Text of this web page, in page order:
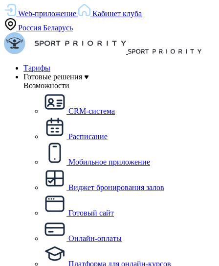
Web-приложение
Кабинет клуба
Россия Беларусь
Тарифы
Готовые решения
Возможности
CRM-система
Расписание
Мобильное приложение
Виджет бронирования залов
Готовый сайт
Онлайн-оплаты
Платформа для онлайн-курсов